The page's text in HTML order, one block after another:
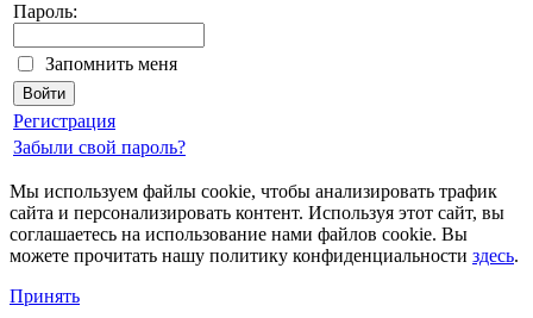
Пароль:
Запомнить меня
Регистрация
Забыли свой пароль?
Мы используем файлы cookie, чтобы анализировать трафик
сайта и персонализировать контент. Используя этот сайт, вы
соглашаетесь на использование нами файлов cookie. Вы
можете прочитать нашу политику конфиденциальности здесь.
Принять